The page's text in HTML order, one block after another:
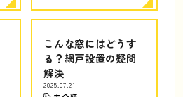
こんな窓にはどうす
る？網戸設置の疑問
解決
2025.07.21